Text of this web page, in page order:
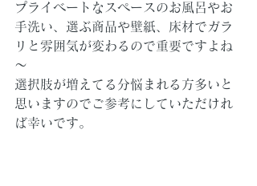
プライベートなスペースのお風呂やお
手洗い、選ぶ商品や壁紙、床材でガラ
リと雰囲気が変わるので重要ですよね
～
選択肢が増えてる分悩まれる方多いと
思いますのでご参考にしていただけれ
ば幸いです。